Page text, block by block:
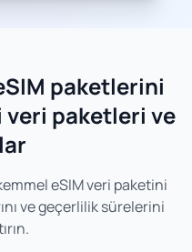
paketlerini
veri paketleri ve
eSIM veri paketini
ve geçerlilik sürelerini